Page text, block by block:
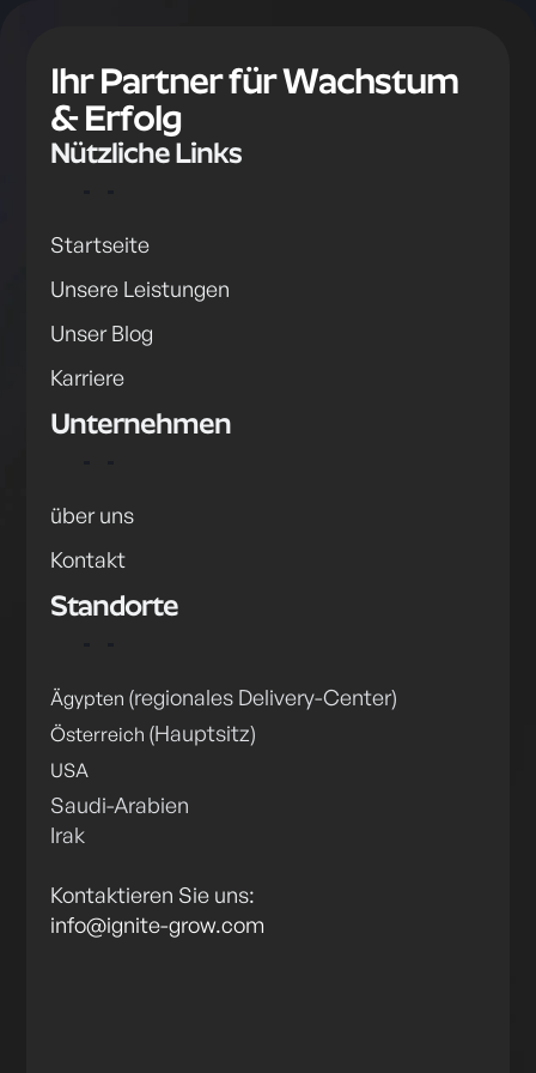
Ihr Partner fürWachstum
& Erfolg
Nützliche Links
Startseite
Unsere Leistungen
Unser Blog
Karriere
Unternehmen
über uns
Kontakt
Standorte
Ägypten (regionales Delivery-Center)
Österreich (Hauptsitz)
USA
Saudi-Arabien
Irak
Kontaktieren Sie uns:
info@ignite-grow.com